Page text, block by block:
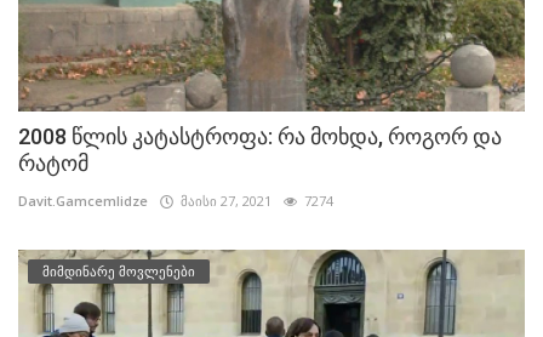
2008 წლის კატასტროფა: რა მოხდა, როგორ და
რატომ
Davit.Gamcemlidze მაისი 27, 2021 7274
მიმდინარე მოვლენები